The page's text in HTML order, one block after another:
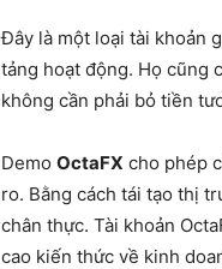
Đây là một loại tài khoản
tảng hoạt động. Họ cũng
không cần phải bỏ tiền
Demo OctaFX cho phép
ro. Bằng cách tái tạo thị
chân thực. Tài khoản
cao kiến ​​thức về kinh